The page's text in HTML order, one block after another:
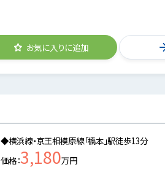
お気に入りに追加
◆横浜線・京王相模原線「橋本」駅徒歩13分
価格 3,180万円